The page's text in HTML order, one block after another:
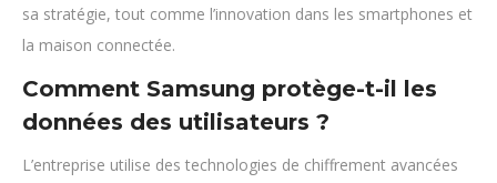
sa stratégie, tout comme l’innovation dans les smartphones et
la maison connectée.
Comment Samsung protège-t-il les
données des utilisateurs ?
L’entreprise utilise des technologies de chiffrement avancées